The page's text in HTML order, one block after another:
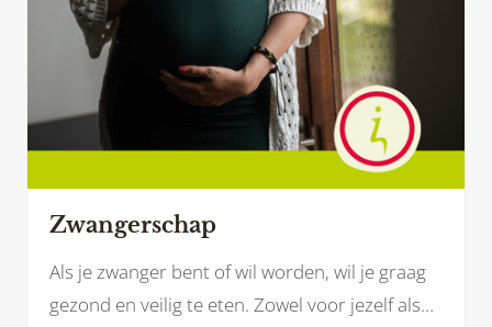
Zwangerschap
Als je zwanger bent of wil worden, wil je graag
gezond en veilig te eten. Zowel voor jezelf als